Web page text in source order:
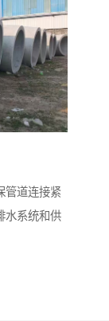
管道连接紧
水系统和供